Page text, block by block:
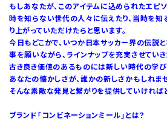
もしあなたが、このアイテムに込められたエピ
時を知らない世代の人々に伝えたり、当時を知
り上がっていただけたらと思います。
今日もどこかで、いつか日本サッカー界の伝説
事を願いながら、ラインナップを充実させていき
古き良き価値のあるものには新しい時代の学び
あなたの懐かしさが、誰かの新しさかもしれませ
そんな素敵な発見と繋がりを提供していければと
ブランド「コンビネーションミール」とは？